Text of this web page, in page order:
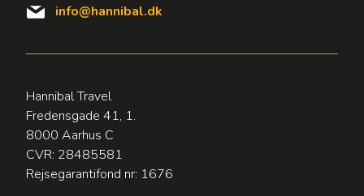
info@hannibal.dk
Hannibal Travel
Fredensgade 41, 1.
8000 Aarhus C
CVR: 28485581
Rejsegarantifond nr: 1676